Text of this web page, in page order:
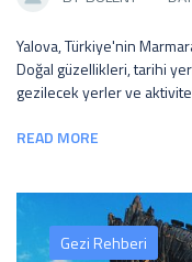
Yalova, Türkiye'nin
Doğal güzellikleri, tarihi
gezilecek yerler ve
READ MORE
Gezi Rehberi